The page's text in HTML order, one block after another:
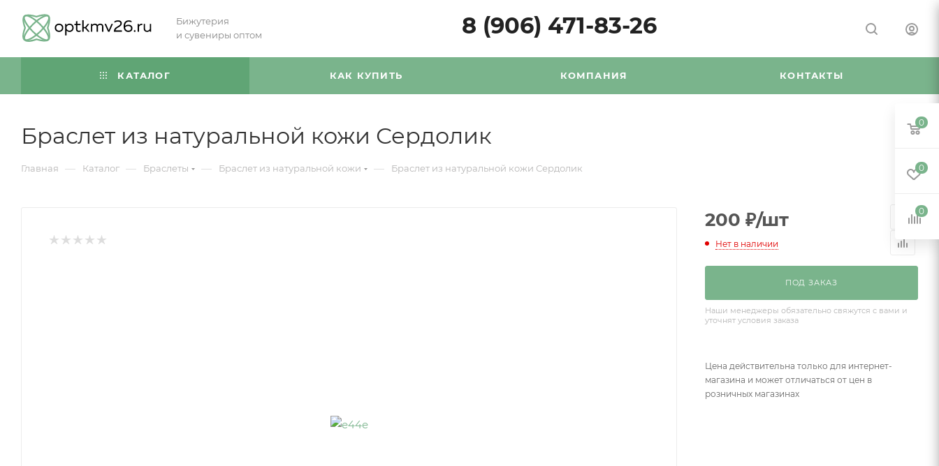
Бижутерия
и сувениры оптом
8 (906) 471-83-26
КАТАЛОГ КАК КУПИТЬ КОМПАНИЯ КОНТАКТЫ
Браслет из натуральной кожи Сердолик
Главная — Каталог — Браслеты — Браслет из натуральной кожи — Браслет из натуральной кожи Сердолик
200 ₽/шт
Нет в наличии
ПОД ЗАКАЗ
Наши менеджеры обязательно свяжутся с вами и
уточнят условия заказа
Цена действительна только для интернет-
магазина и может отличаться от цен в
розничных магазинах
0
0
0